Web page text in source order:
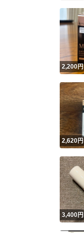
2,200円
2,620円
3,400円